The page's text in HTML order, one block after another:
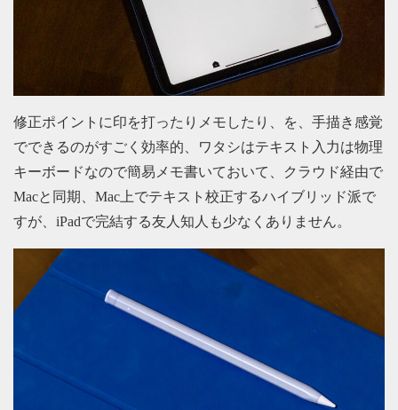
修正ポイントに印を打ったりメモしたり、を、手描き感覚
でできるのがすごく効率的、ワタシはテキスト入力は物理
キーボードなので簡易メモ書いておいて、クラウド経由で
Macと同期、Mac上でテキスト校正するハイブリッド派で
すが、iPadで完結する友人知人も少なくありません。